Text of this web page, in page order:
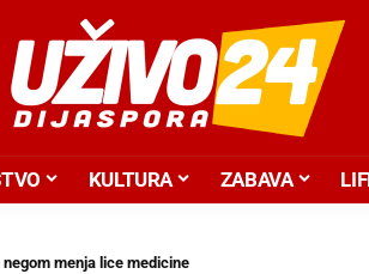
KULTURA ZABAVA
menja lice medicine